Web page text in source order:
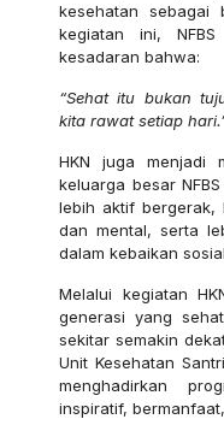
kesehatan sebagai
kegiatan ini, NFBS
kesadaran bahwa:
“Sehat itu bukan
kita rawat setiap
HKN juga menjadi
keluarga besar
lebih aktif bergerak,
dan mental, serta
dalam kebaikan
Melalui kegiatan
generasi yang
sekitar semakin
Unit Kesehatan
menghadirkan
inspiratif,